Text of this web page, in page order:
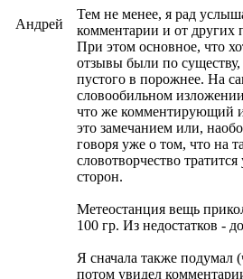
Андрей
Тем не менее, я рад
комментарии и от других
При этом основное, что
отзывы были по существу,
пустого в порожнее. На
словообильном
что же комментирующий
это замечанием или,
говоря уже о том, что на
словотворчество
сторон.
Метеостанция вещь
100 гр. Из недостатков -
Я сначала также подумал
потом увидел